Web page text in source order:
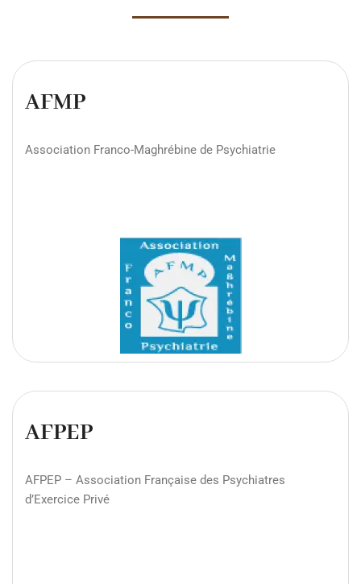
AFMP
Association Franco-Maghrébine de Psychiatrie
AFPEP
AFPEP – Association Française des Psychiatres
d’Exercice Privé